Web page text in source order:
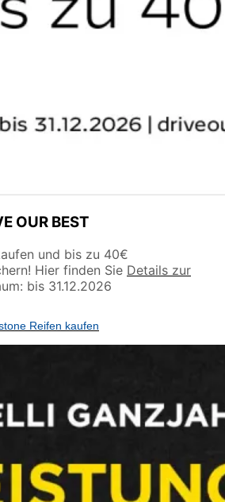
OUR BEST
und bis zu 40€
Hier finden Sie Details zur
bis 31.12.2026
Reifen kaufen